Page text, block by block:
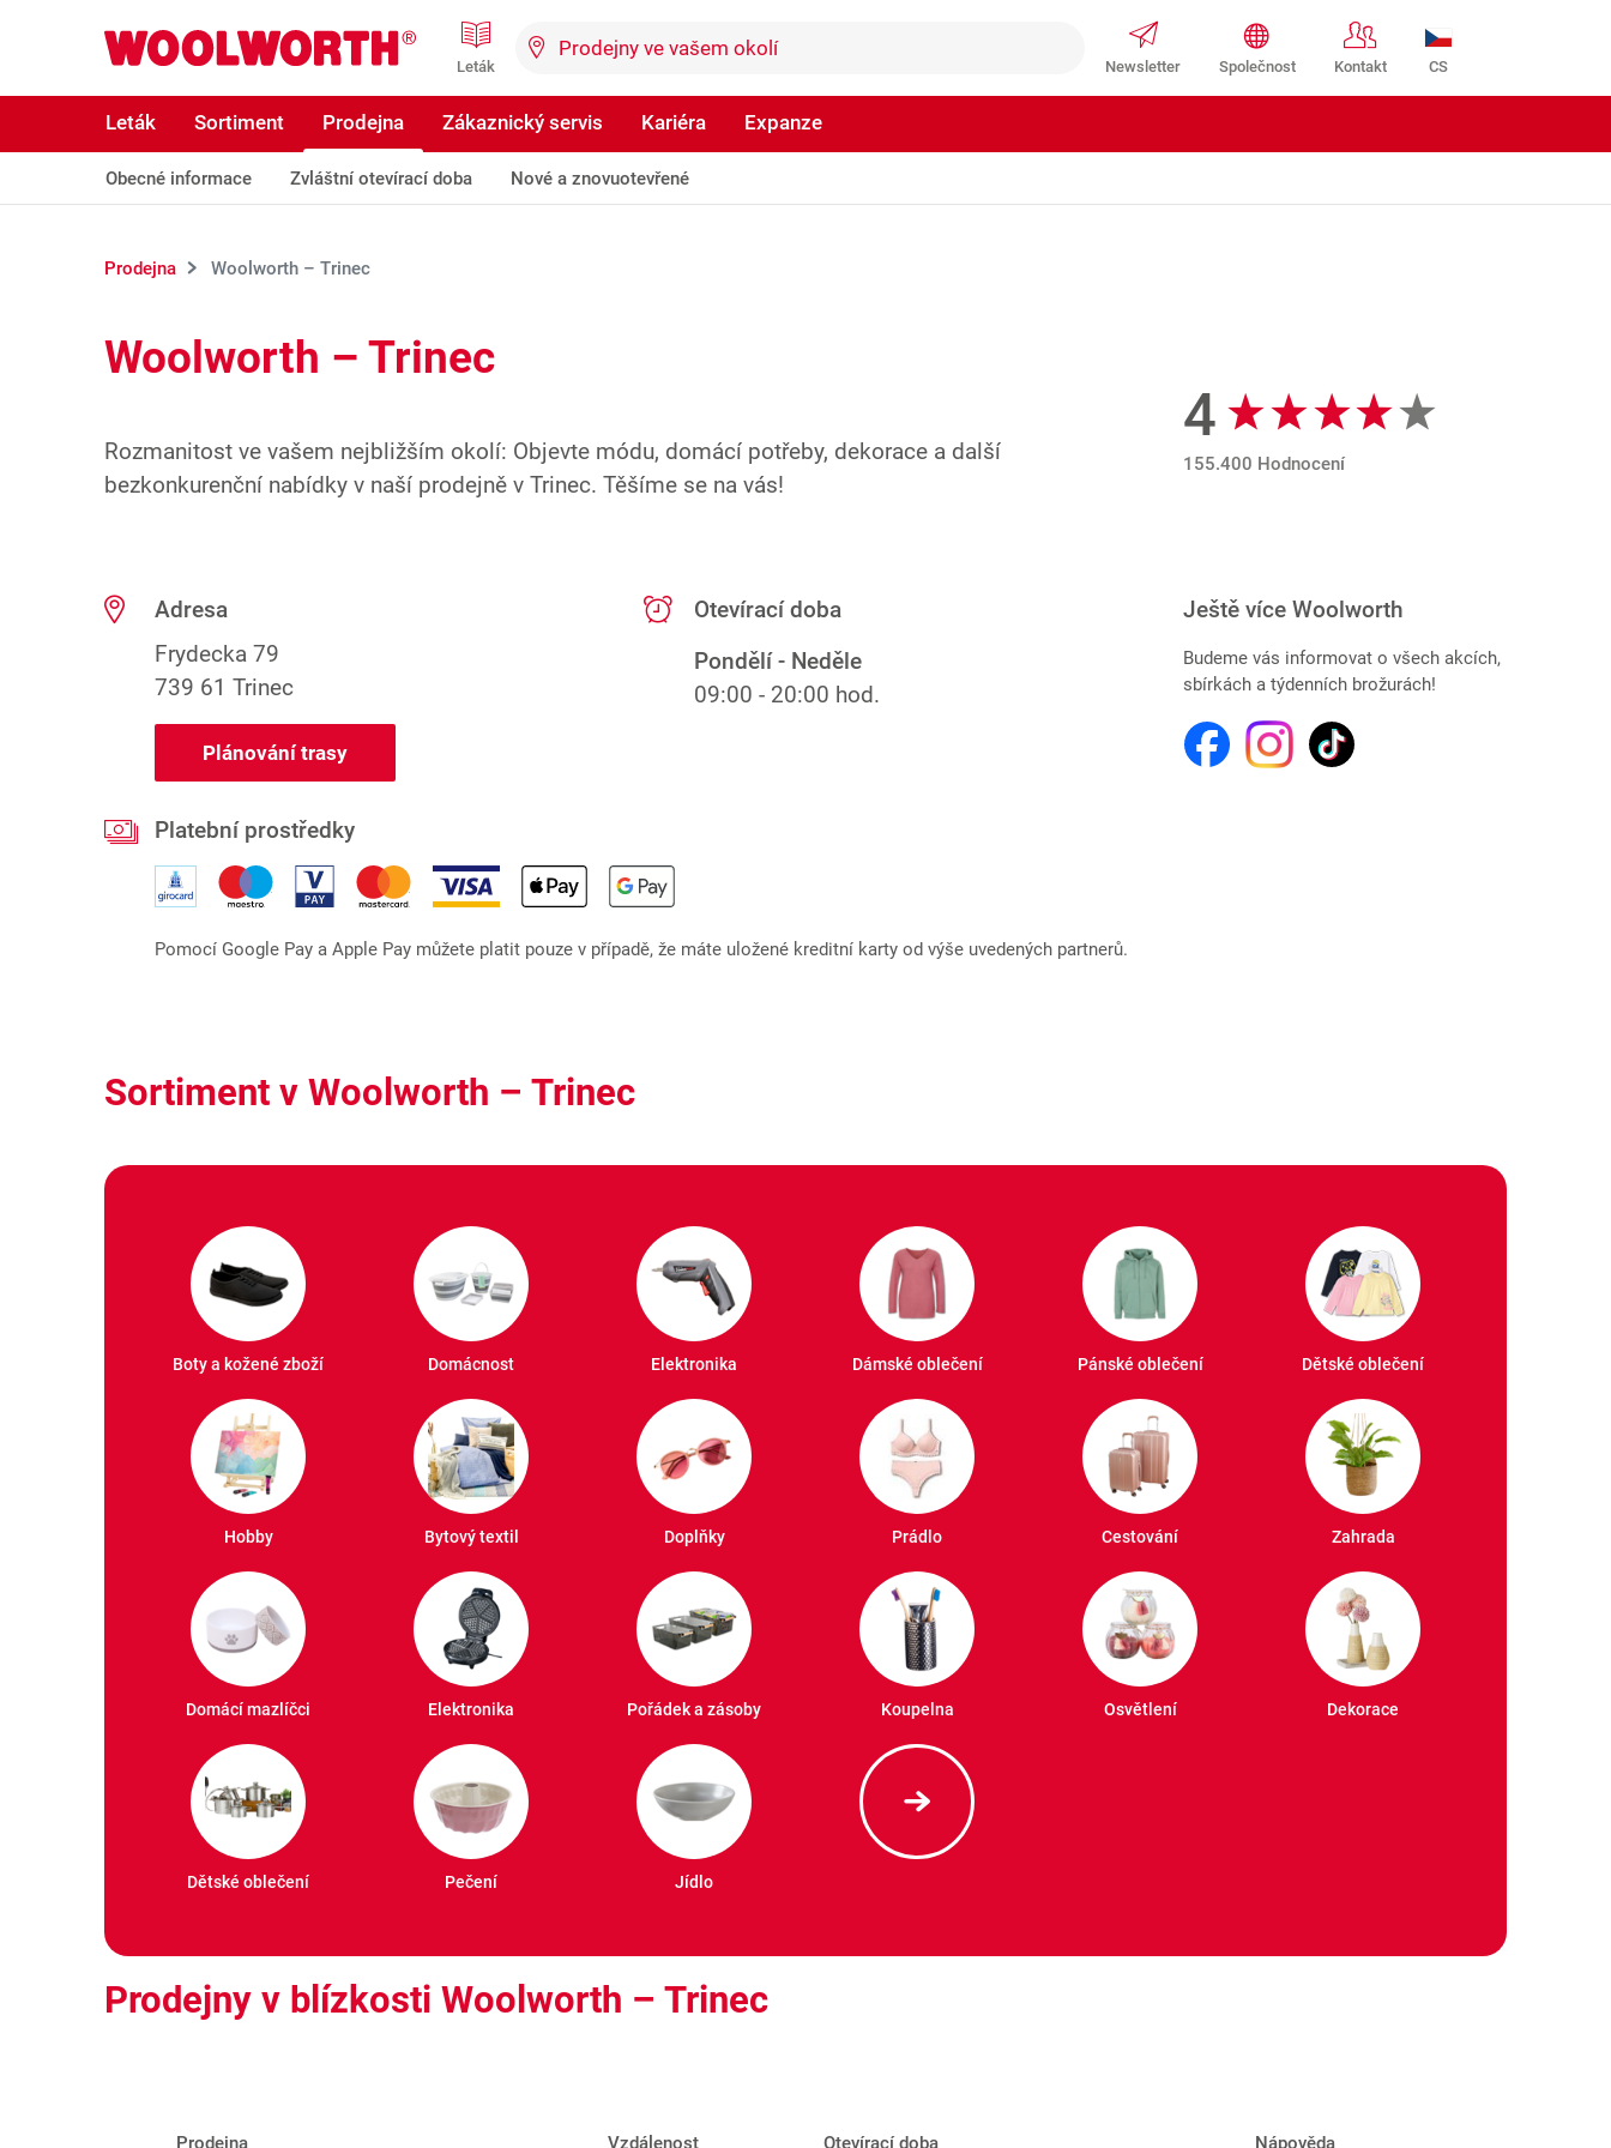
Woolworth GmbH CS
Leták Newsletter Společnost Kontakt
Leták Sortiment Prodejna Zákaznický servis Kariéra Expanze
Obecné informace Zvláštní otevírací doba Nové a znovuotevřené
Prodejna Woolworth – Trinec
Woolworth – Trinec
Rozmanitost ve vašem nejbližším okolí: Objevte módu, domácí potřeby, dekorace a další
bezkonkurenční nabídky v naší prodejně v Trinec. Těšíme se na vás!
Recenze Google
4
155.400 Hodnocení
Adresa
Frydecka 79
739 61 Trinec
Plánování trasy
Otevírací doba
Pondělí - Neděle
09:00 - 20:00 hod.
Platební prostředky
Pomocí Google Pay a Apple Pay můžete platit pouze v případě, že máte uložené kreditní karty od výše uvedených partnerů.
Ještě více Woolworth
Budeme vás informovat o všech akcích,
sbírkách a týdenních brožurách!
Sortiment v Woolworth – Trinec
Boty a kožené zboží Domácnost Elektronika Dámské oblečení Pánské oblečení Dětské oblečení
Hobby Bytový textil Doplňky Prádlo Cestování Zahrada
Domácí mazlíčci Elektronika Pořádek a zásoby Koupelna Osvětlení Dekorace
Dětské oblečení Pečení Jídlo
Prodejny v blízkosti Woolworth – Trinec
Prodejna Vzdálenost Otevírací doba Nápověda